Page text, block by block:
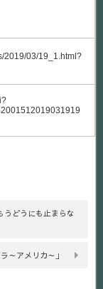
2019/03/19_1.html?
どうにも止まらな
～アメリカ～」